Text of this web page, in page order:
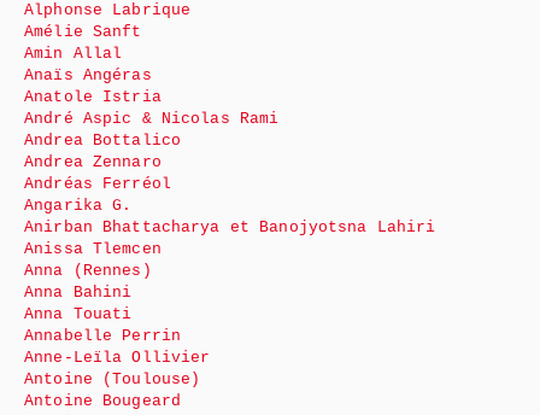
Alphonse Labrique
Amélie Sanft
Amin Allal
Anaïs Angéras
Anatole Istria
André Aspic & Nicolas Rami
Andrea Bottalico
Andrea Zennaro
Andréas Ferréol
Angarika G.
Anirban Bhattacharya et Banojyotsna Lahiri
Anissa Tlemcen
Anna (Rennes)
Anna Bahini
Anna Touati
Annabelle Perrin
Anne-Leïla Ollivier
Antoine (Toulouse)
Antoine Bougeard